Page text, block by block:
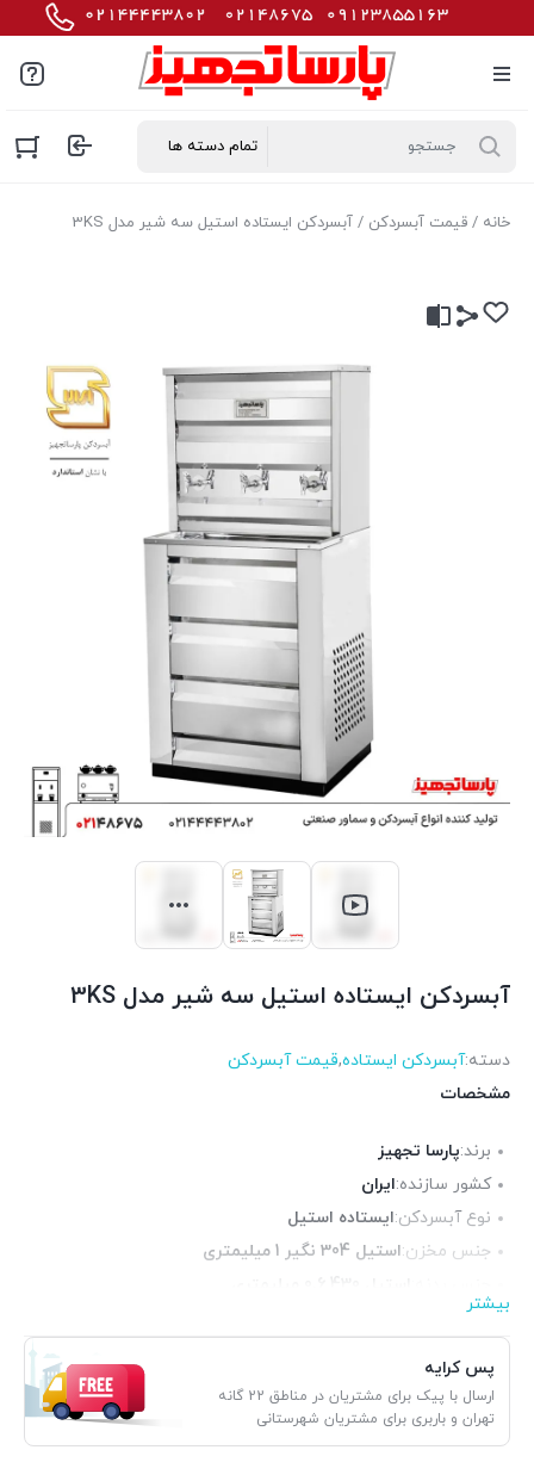
خانه / قیمت آبسردکن / آبسردکن ایستاده استیل سه شیر مدل 3KS
آبسردکن ایستاده استیل سه شیر مدل 3KS
دسته:آبسردکن ایستاده,قیمت آبسردکن
مشخصات
برند:پارسا تجهیز
کشور سازنده:ایران
نوع آبسردکن:ایستاده استیل
جنس مخزن:استیل 304 نگیر 1 میلیمتری
حجم مخزن:
کمپرسور: سکاپ آلمان با توان 1/3 اسب بخار
بیشتر
پس کرایه
ارسال با پیک برای مشتریان در مناطق 22 گانه
تهران و باربری برای مشتریان شهرستانی